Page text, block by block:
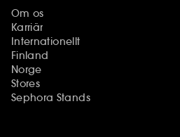
Om os
Karriär
Internationellt
Finland
Norge
Stores
Sephora Stands